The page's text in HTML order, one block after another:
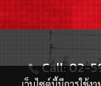
Call: 02-